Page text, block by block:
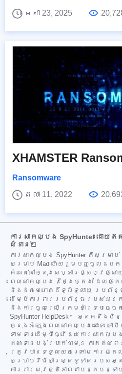
មេសា 23, 2025
XHAMSTER
Ransomware
តុលា 11, 2022
ការសាកល្បង SpyHunter ដោ
សំខាន់ៗ
ការសាកល្បង SpyHunter គឺសម្រាប់
សម្រាប់ Mac ហើយរួមបញ្ចូលឧបក
កំណត់នៅក្នុងសម្ភារៈផ្សព្វផ្ស
ពេលសាកល្បង 7 ថ្ងៃម្តង ដែល
និងដកមេរោគដ៏ទូលំទូលាយ ប្រព័ន្
ដើម្បីការពារប្រព័ន្ធរបស់អ្នកពី
និងការចូលប្រើក្រុមគាំទ្របច្ចេ
SpyHunter HelpDesk។ អ្នកនឹង
ក្នុងអំឡុងពេលសាកល្បងនោះទេ ទោះ
ទាមទារដើម្បីធ្វើឱ្យការសាកល្
ឥណទានបង់ប្រាក់ជាមុន កាតឥណ
ត្រូវបានទទួលយកក្រោមការផ្តល់
សម្រាប់វិធីសាស្ត្រទូទាត់របស់អ្ន
ការពារសុវត្ថិភាពជាបន្តបន្ទា